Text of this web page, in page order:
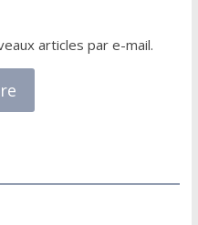
articles par e-mail.